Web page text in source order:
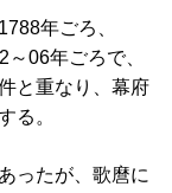
年ごろ、
06年ごろで、
と重なり、幕府
る。
ったが、歌麿に